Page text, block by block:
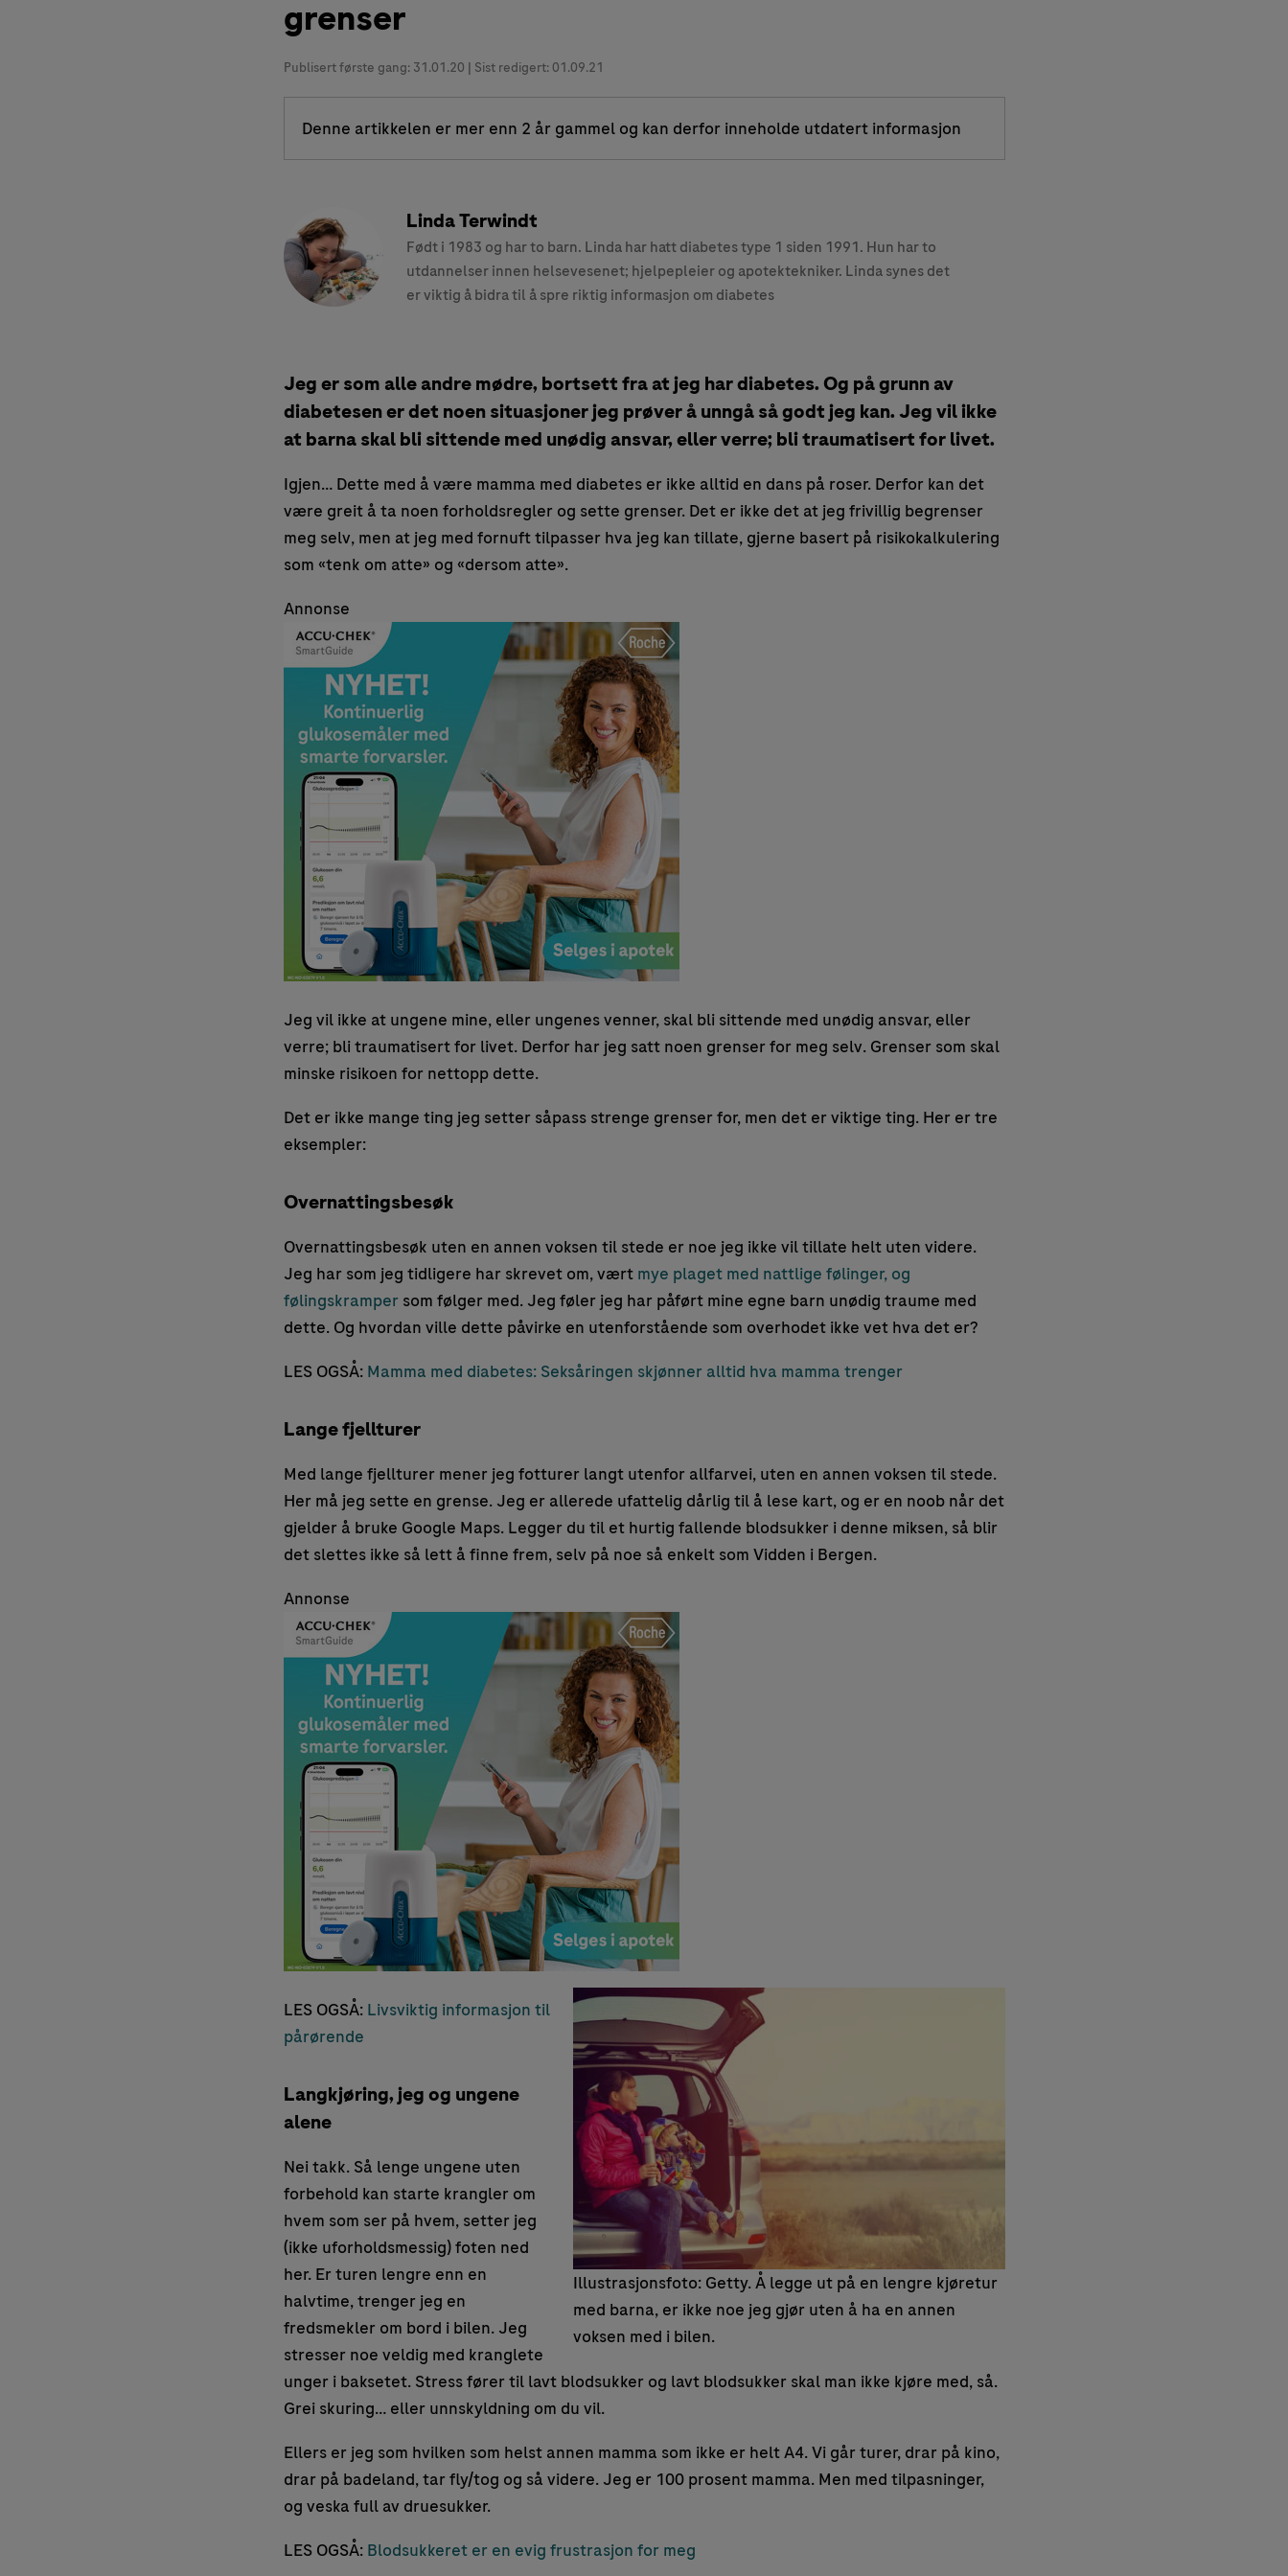
grenser
Publisert første gang: 31.01.20 | Sist redigert: 01.09.21
Denne artikkelen er mer enn 2 år gammel og kan derfor inneholde utdatert informasjon
Linda Terwindt
Født i 1983 og har to barn. Linda har hatt diabetes type 1 siden 1991. Hun har to
utdannelser innen helsevesenet; hjelpepleier og apotektekniker. Linda synes det
er viktig å bidra til å spre riktig informasjon om diabetes
Jeg er som alle andre mødre, bortsett fra at jeg har diabetes. Og på grunn av
diabetesen er det noen situasjoner jeg prøver å unngå så godt jeg kan. Jeg vil ikke
at barna skal bli sittende med unødig ansvar, eller verre; bli traumatisert for livet.
Igjen… Dette med å være mamma med diabetes er ikke alltid en dans på roser. Derfor kan det
være greit å ta noen forholdsregler og sette grenser. Det er ikke det at jeg frivillig begrenser
meg selv, men at jeg med fornuft tilpasser hva jeg kan tillate, gjerne basert på risikokalkulering
som «tenk om atte» og «dersom atte».
Annonse
Jeg vil ikke at ungene mine, eller ungenes venner, skal bli sittende med unødig ansvar, eller
verre; bli traumatisert for livet. Derfor har jeg satt noen grenser for meg selv. Grenser som skal
minske risikoen for nettopp dette.
Det er ikke mange ting jeg setter såpass strenge grenser for, men det er viktige ting. Her er tre
eksempler:
Overnattingsbesøk
Overnattingsbesøk uten en annen voksen til stede er noe jeg ikke vil tillate helt uten videre.
Jeg har som jeg tidligere har skrevet om, vært mye plaget med nattlige følinger, og
følingskramper som følger med. Jeg føler jeg har påført mine egne barn unødig traume med
dette. Og hvordan ville dette påvirke en utenforstående som overhodet ikke vet hva det er?
LES OGSÅ: Mamma med diabetes: Seksåringen skjønner alltid hva mamma trenger
Lange fjellturer
Med lange fjellturer mener jeg fotturer langt utenfor allfarvei, uten en annen voksen til stede.
Her må jeg sette en grense. Jeg er allerede ufattelig dårlig til å lese kart, og er en noob når det
gjelder å bruke Google Maps. Legger du til et hurtig fallende blodsukker i denne miksen, så blir
det slettes ikke så lett å finne frem, selv på noe så enkelt som Vidden i Bergen.
Annonse
Illustrasjonsfoto: Getty. Å legge ut på en lengre kjøretur
med barna, er ikke noe jeg gjør uten å ha en annen
voksen med i bilen.
LES OGSÅ: Livsviktig informasjon til
pårørende
Langkjøring, jeg og ungene
alene
Nei takk. Så lenge ungene uten
forbehold kan starte krangler om
hvem som ser på hvem, setter jeg
(ikke uforholdsmessig) foten ned
her. Er turen lengre enn en
halvtime, trenger jeg en
fredsmekler om bord i bilen. Jeg
stresser noe veldig med kranglete
unger i baksetet. Stress fører til lavt blodsukker og lavt blodsukker skal man ikke kjøre med, så.
Grei skuring… eller unnskyldning om du vil.
Ellers er jeg som hvilken som helst annen mamma som ikke er helt A4. Vi går turer, drar på kino,
drar på badeland, tar fly/tog og så videre. Jeg er 100 prosent mamma. Men med tilpasninger,
og veska full av druesukker.
LES OGSÅ: Blodsukkeret er en evig frustrasjon for meg